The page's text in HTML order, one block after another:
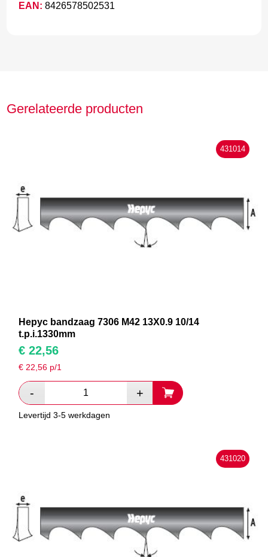
EAN: 8426578502531
Gerelateerde producten
431014
Hepyc bandzaag 7306 M42 13X0.9 10/14
t.p.i.1330mm
€ 22,56
€22,56 p/1
Levertijd 3-5 werkdagen
431020